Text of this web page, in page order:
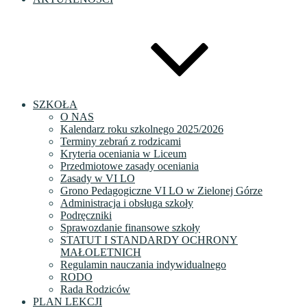
SZKOŁA
O NAS
Kalendarz roku szkolnego 2025/2026
Terminy zebrań z rodzicami
Kryteria oceniania w Liceum
Przedmiotowe zasady oceniania
Zasady w VI LO
Grono Pedagogiczne VI LO w Zielonej Górze
Administracja i obsługa szkoły
Podręczniki
Sprawozdanie finansowe szkoły
STATUT I STANDARDY OCHRONY
MAŁOLETNICH
Regulamin nauczania indywidualnego
RODO
Rada Rodziców
PLAN LEKCJI